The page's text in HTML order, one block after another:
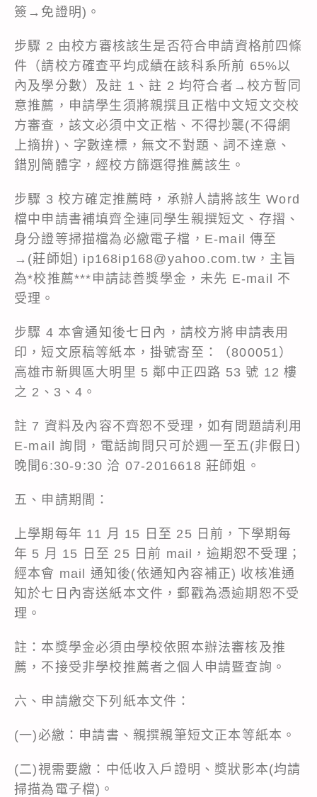
簽→免證明)。
步驟 2 由校方審核該生是否符合申請資格前四條
件（請校方確查平均成績在該科系所前 65%以
內及學分數）及註 1、註 2 均符合者→校方暫同
意推薦，申請學生須將親撰且正楷中文短文交校
方審查，該文必須中文正楷、不得抄襲(不得網
上摘拚)、字數達標，無文不對題、詞不達意、
錯別簡體字，經校方篩選得推薦該生。
步驟 3 校方確定推薦時，承辦人請將該生 Word
檔中申請書補填齊全連同學生親撰短文、存摺、
身分證等掃描檔為必繳電子檔，E-mail 傳至
→(莊師姐) ip168ip168@yahoo.com.tw，主旨
為*校推薦***申請誌善獎學金，未先 E-mail 不
受理。
步驟 4 本會通知後七日內，請校方將申請表用
印，短文原稿等紙本，掛號寄至：（800051）
高雄市新興區大明里 5 鄰中正四路 53 號 12 樓
之 2、3、4。
註 7 資料及內容不齊恕不受理，如有問題請利用
E-mail 詢問，電話詢問只可於週一至五(非假日)
晚間6:30-9:30 洽 07-2016618 莊師姐。
五、申請期間：
上學期每年 11 月 15 日至 25 日前，下學期每
年 5 月 15 日至 25 日前 mail，逾期恕不受理；
經本會 mail 通知後(依通知內容補正) 收核准通
知於七日內寄送紙本文件，郵戳為憑逾期恕不受
理。
註：本獎學金必須由學校依照本辦法審核及推
薦，不接受非學校推薦者之個人申請暨查詢。
六、申請繳交下列紙本文件：
(一)必繳：申請書、親撰親筆短文正本等紙本。
(二)視需要繳：中低收入戶證明、獎狀影本(均請
掃描為電子檔)。